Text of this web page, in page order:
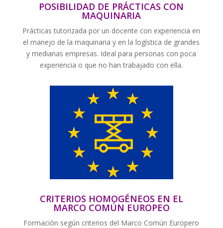
POSIBILIDAD DE PRÁCTICAS CON
MAQUINARIA
Prácticas tutorizada por un docente con experiencia en
el manejo de la maquinaria y en la logística de grandes
y medianas empresas. Ideal para personas con poca
experiencia o que no han trabajado con ella.
CRITERIOS HOMOGÉNEOS EN EL
MARCO COMÚN EUROPEO
Formación según criterios del Marco Común Europero